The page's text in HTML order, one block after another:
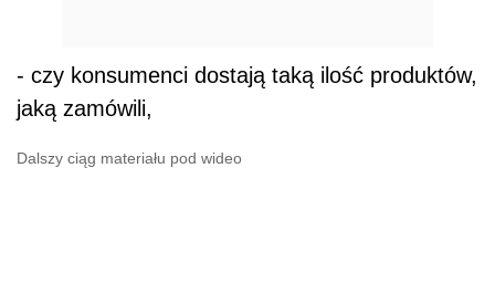
- czy konsumenci dostają taką ilość produktów,
jaką zamówili,
Dalszy ciąg materiału pod wideo